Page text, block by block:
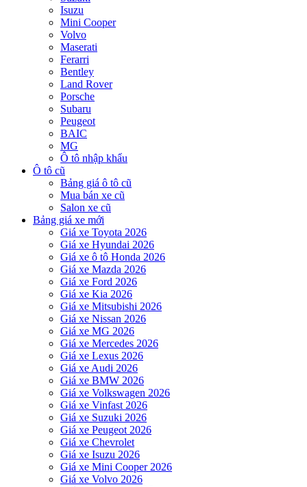
Isuzu
Mini Cooper
Volvo
Maserati
Ferarri
Bentley
Land Rover
Porsche
Subaru
Peugeot
BAIC
MG
Ô tô nhập khẩu
Ô tô cũ
Bảng giá ô tô cũ
Mua bán xe cũ
Salon xe cũ
Bảng giá xe mới
Giá xe Toyota 2026
Giá xe Hyundai 2026
Giá xe ô tô Honda 2026
Giá xe Mazda 2026
Giá xe Ford 2026
Giá xe Kia 2026
Giá xe Mitsubishi 2026
Giá xe Nissan 2026
Giá xe MG 2026
Giá xe Mercedes 2026
Giá xe Lexus 2026
Giá xe Audi 2026
Giá xe BMW 2026
Giá xe Volkswagen 2026
Giá xe Vinfast 2026
Giá xe Suzuki 2026
Giá xe Peugeot 2026
Giá xe Chevrolet
Giá xe Isuzu 2026
Giá xe Mini Cooper 2026
Giá xe Volvo 2026